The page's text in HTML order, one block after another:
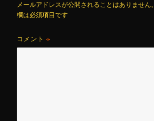
メールアドレスが公開されることはありません。
欄は必須項目です
コメント※